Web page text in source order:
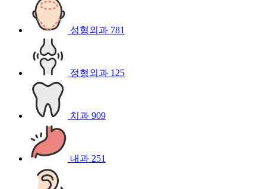
성형외과 781
정형외과 125
치과 909
내과 251